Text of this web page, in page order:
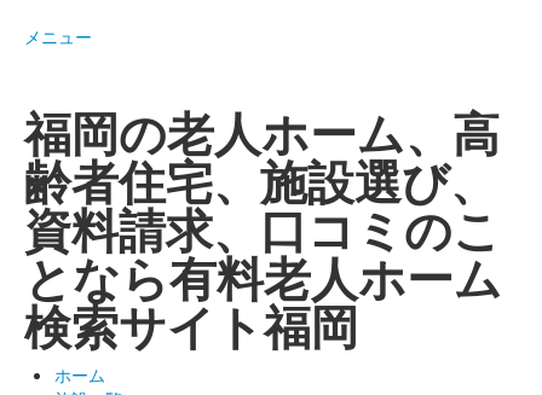
メニュー
福岡の老人ホーム、高
齢者住宅、施設選び、
資料請求、口コミのこ
となら有料老人ホーム
検索サイト福岡
ホーム